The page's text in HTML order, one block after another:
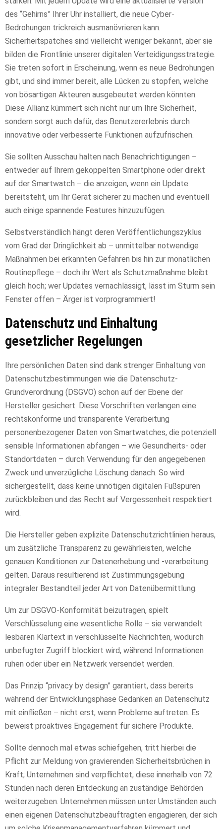
des “Gehirns” Ihrer Uhr installiert, die neue Cyber-
Bedrohungen trickreich ausmanövrieren kann.
Sicherheitspatches sind vielleicht weniger bekannt, aber sie
bilden die Frontlinie unserer digitalen Verteidigungsstrategie.
Sie treten sofort in Erscheinung, wenn es neue Bedrohungen
gibt, und sind immer bereit, alle Lücken zu stopfen, welche
von bösartigen Akteuren ausgebeutet werden könnten.
Diese Allianz kümmert sich nicht nur um Ihre Sicherheit,
sondern sorgt auch dafür, das Benutzererlebnis durch
innovative oder verbesserte Funktionen aufzufrischen.
Sie sollten Ausschau halten nach Benachrichtigungen –
entweder auf Ihrem gekoppelten Smartphone oder direkt
auf der Smartwatch – die anzeigen, wenn ein Update
bereitsteht, um Ihr Gerät sicherer zu machen und eventuell
auch einige spannende Features hinzuzufügen.
Selbstverständlich hängt deren Veröffentlichungszyklus
vom Grad der Dringlichkeit ab – unmittelbar notwendige
Maßnahmen bei erkannten Gefahren bis hin zur monatlichen
Routinepflege – doch ihr Wert als Schutzmaßnahme bleibt
gleich hoch; wer Updates vernachlässigt, lässt im Sturm sein
Fenster offen – Ärger ist vorprogrammiert!
Datenschutz und Einhaltung
gesetzlicher Regelungen
Ihre persönlichen Daten sind dank strenger Einhaltung von
Datenschutzbestimmungen wie die Datenschutz-
Grundverordnung (DSGVO) schon auf der Ebene der
Hersteller gesichert. Diese Vorschriften verlangen eine
rechtskonforme und transparente Verarbeitung
personenbezogener Daten von Smartwatches, die potenziell
sensible Informationen abfangen – wie Gesundheits- oder
Standortdaten – durch Verwendung für den angegebenen
Zweck und unverzügliche Löschung danach. So wird
sichergestellt, dass keine unnötigen digitalen Fußspuren
zurückbleiben und das Recht auf Vergessenheit respektiert
wird.
Die Hersteller geben explizite Datenschutzrichtlinien heraus,
um zusätzliche Transparenz zu gewährleisten, welche
genauen Konditionen zur Datenerhebung und -verarbeitung
gelten. Daraus resultierend ist Zustimmungsgebung
integraler Bestandteil jeder Art von Datenübermittlung.
Um zur DSGVO-Konformität beizutragen, spielt
Verschlüsselung eine wesentliche Rolle – sie verwandelt
lesbaren Klartext in verschlüsselte Nachrichten, wodurch
unbefugter Zugriff blockiert wird, während Informationen
ruhen oder über ein Netzwerk versendet werden.
Das Prinzip “privacy by design” garantiert, dass bereits
während der Entwicklungsphase Gedanken an Datenschutz
mit einfließen – nicht erst, wenn Probleme auftreten. Es
beweist proaktives Engagement für sichere Produkte.
Sollte dennoch mal etwas schiefgehen, tritt hierbei die
Pflicht zur Meldung von gravierenden Sicherheitsbrüchen in
Kraft; Unternehmen sind verpflichtet, diese innerhalb von 72
Stunden nach deren Entdeckung an zuständige Behörden
weiterzugeben. Unternehmen müssen unter Umständen auch
einen eigenen Datenschutzbeauftragten engagieren, der sich